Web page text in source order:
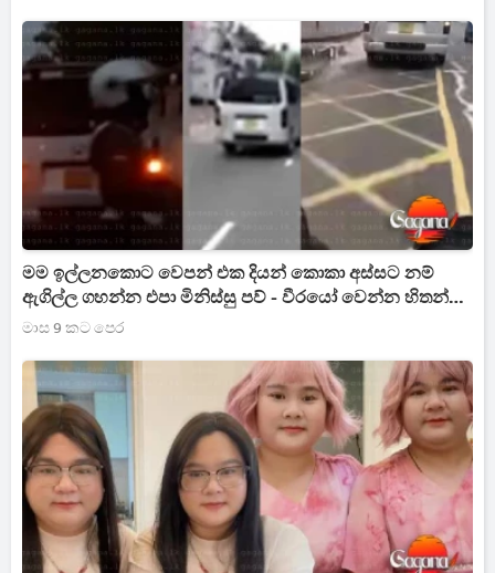
මම ඉල්ලනකොට වෙපන් එක දියන් කොකා අස්සට නම්
ඇගිල්ල ගහන්න එපා මිනිස්සු පව් - වීරයෝ වෙන්න හිතන්
කරපු මෙහෙයුම
මාස 9 කට පෙර